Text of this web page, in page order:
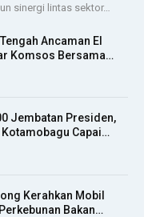
sinergi lintas sektor…
Ancaman El
Komsos Bersama…
Jembatan Presiden,
Capai…
Kerahkan Mobil
Bakan…